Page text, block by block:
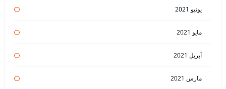
يونيو 2021
مايو 2021
أبريل 2021
مارس 2021